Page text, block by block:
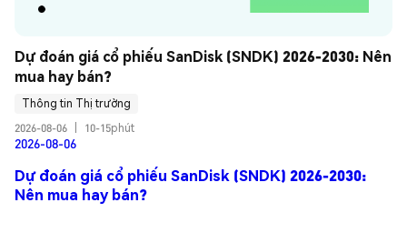
Dự đoán giá cổ phiếu SanDisk (SNDK) 2026-2030: Nên
mua hay bán?
Thông tin Thị trường
2026-08-06
10-15phút
2026-08-06
Dự đoán giá cổ phiếu SanDisk (SNDK) 2026-2030:
Nên mua hay bán?